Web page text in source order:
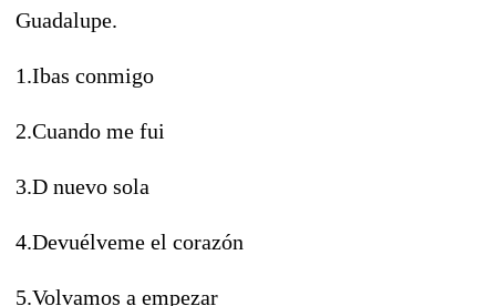
Guadalupe.
1.Ibas conmigo
2.Cuando me fui
3.D nuevo sola
4.Devuélveme el corazón
5.Volvamos a empezar